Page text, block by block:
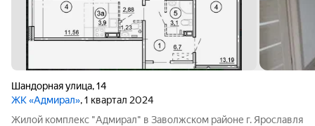
Шандорная улица,14
ЖК «Адмирал», 1 квартал 2024
Жилой комплекс "Адмирал" в Заволжском районе г. Ярославля